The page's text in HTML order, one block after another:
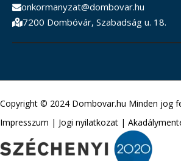
onkormanyzat@dombovar.hu
7200 Dombóvár, Szabadság u. 18.
Copyright © 2024 Dombovar.hu Minden jog
Impresszum | Jogi nyilatkozat |